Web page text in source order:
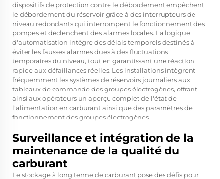
dispositifs de protection contre le débordement empêchent
le débordement du réservoir grâce à des interrupteurs de
niveau redondants qui interrompent le fonctionnement des
pompes et déclenchent des alarmes locales. La logique
d'automatisation intègre des délais temporels destinés à
éviter les fausses alarmes dues à des fluctuations
temporaires du niveau, tout en garantissant une réaction
rapide aux défaillances réelles. Les installations intègrent
fréquemment les systèmes de réservoirs journaliers aux
tableaux de commande des groupes électrogènes, offrant
ainsi aux opérateurs un aperçu complet de l'état de
l'alimentation en carburant ainsi que des paramètres de
fonctionnement des groupes électrogènes.
Surveillance et intégration de la
maintenance de la qualité du
carburant
Le stockage à long terme de carburant pose des défis pour